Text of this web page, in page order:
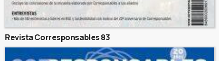
Revista Corresponsables 83